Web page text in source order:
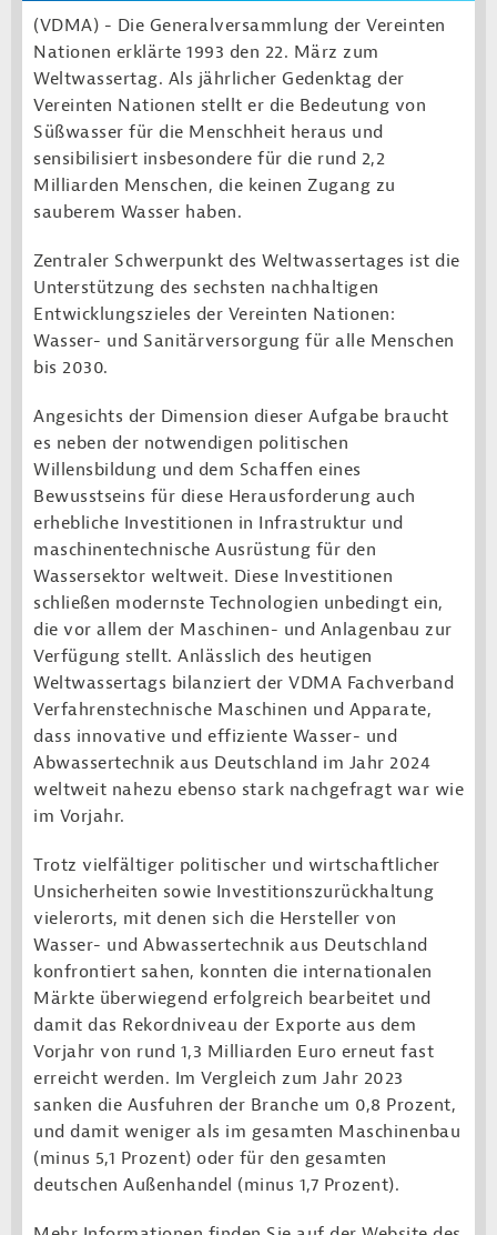
(VDMA) - Die Generalversammlung der Vereinten
Nationen erklärte 1993 den 22. März zum
Weltwassertag. Als jährlicher Gedenktag der
Vereinten Nationen stellt er die Bedeutung von
Süßwasser für die Menschheit heraus und
sensibilisiert insbesondere für die rund 2,2
Milliarden Menschen, die keinen Zugang zu
sauberem Wasser haben.
Zentraler Schwerpunkt des Weltwassertages ist die
Unterstützung des sechsten nachhaltigen
Entwicklungszieles der Vereinten Nationen:
Wasser- und Sanitärversorgung für alle Menschen
bis 2030.
Angesichts der Dimension dieser Aufgabe braucht
es neben der notwendigen politischen
Willensbildung und dem Schaffen eines
Bewusstseins für diese Herausforderung auch
erhebliche Investitionen in Infrastruktur und
maschinentechnische Ausrüstung für den
Wassersektor weltweit. Diese Investitionen
schließen modernste Technologien unbedingt ein,
die vor allem der Maschinen- und Anlagenbau zur
Verfügung stellt. Anlässlich des heutigen
Weltwassertags bilanziert der VDMA Fachverband
Verfahrenstechnische Maschinen und Apparate,
dass innovative und effiziente Wasser- und
Abwassertechnik aus Deutschland im Jahr 2024
weltweit nahezu ebenso stark nachgefragt war wie
im Vorjahr.
Trotz vielfältiger politischer und wirtschaftlicher
Unsicherheiten sowie Investitionszurückhaltung
vielerorts, mit denen sich die Hersteller von
Wasser- und Abwassertechnik aus Deutschland
konfrontiert sahen, konnten die internationalen
Märkte überwiegend erfolgreich bearbeitet und
damit das Rekordniveau der Exporte aus dem
Vorjahr von rund 1,3 Milliarden Euro erneut fast
erreicht werden. Im Vergleich zum Jahr 2023
sanken die Ausfuhren der Branche um 0,8 Prozent,
und damit weniger als im gesamten Maschinenbau
(minus 5,1 Prozent) oder für den gesamten
deutschen Außenhandel (minus 1,7 Prozent).